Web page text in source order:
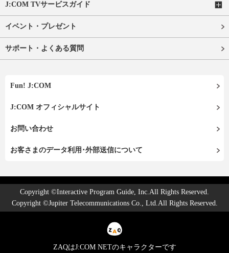
J:COM TVサービスガイド
イベント・プレゼント
サポート・よくある質問
Fun! J:COM
J:COM オフィシャルサイト
お問い合わせ
お客さまのデータ利用･外部送信について
Copyright ©Interactive Program Guide, Inc.All Rights Reserved.
Copyright ©Jupiter Telecommunications Co., Ltd.All Rights Reserved.
ZAQはJ:COM NETのキャラクターです